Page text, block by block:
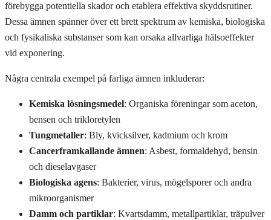
förebygga potentiella skador och etablera effektiva skyddsrutiner.
Dessa ämnen spänner över ett brett spektrum av kemiska, biologiska
och fysikaliska substanser som kan orsaka allvarliga hälsoeffekter
vid exponering.
Några centrala exempel på farliga ämnen inkluderar:
Kemiska lösningsmedel: Organiska föreningar som aceton,
bensen och trikloretylen
Tungmetaller: Bly, kvicksilver, kadmium och krom
Cancerframkallande ämnen: Asbest, formaldehyd, bensin
och dieselavgaser
Biologiska agens: Bakterier, virus, mögelsporer och andra
mikroorganismer
Damm och partiklar: Kvartsdamm, metallpartiklar, träpulver